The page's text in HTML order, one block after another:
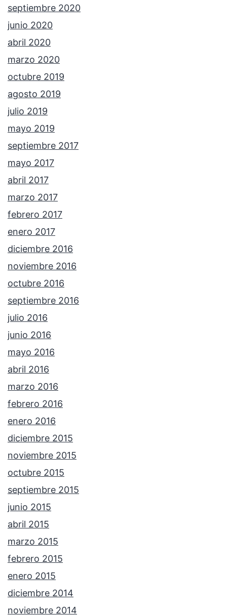
septiembre 2020
junio 2020
abril 2020
marzo 2020
octubre 2019
agosto 2019
julio 2019
mayo 2019
septiembre 2017
mayo 2017
abril 2017
marzo 2017
febrero 2017
enero 2017
diciembre 2016
noviembre 2016
octubre 2016
septiembre 2016
julio 2016
junio 2016
mayo 2016
abril 2016
marzo 2016
febrero 2016
enero 2016
diciembre 2015
noviembre 2015
octubre 2015
septiembre 2015
junio 2015
abril 2015
marzo 2015
febrero 2015
enero 2015
diciembre 2014
noviembre 2014